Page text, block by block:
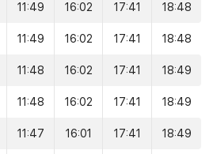
11:49 16:02 17:41 18:48
11:49 16:02 17:41 18:48
11:48 16:02 17:41 18:49
11:48 16:02 17:41 18:49
11:47 16:01 17:41 18:49